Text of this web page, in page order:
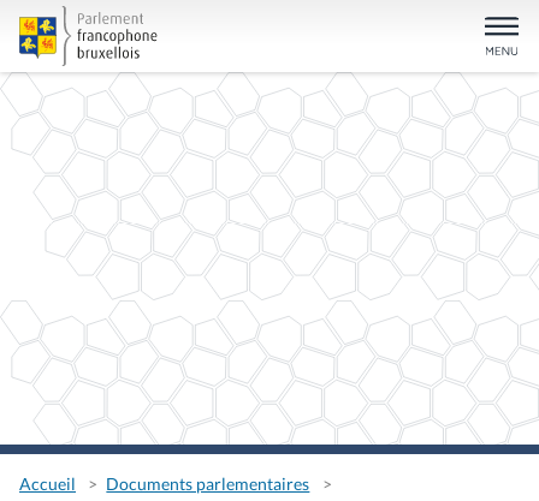
Accueil
Documents parlementaires